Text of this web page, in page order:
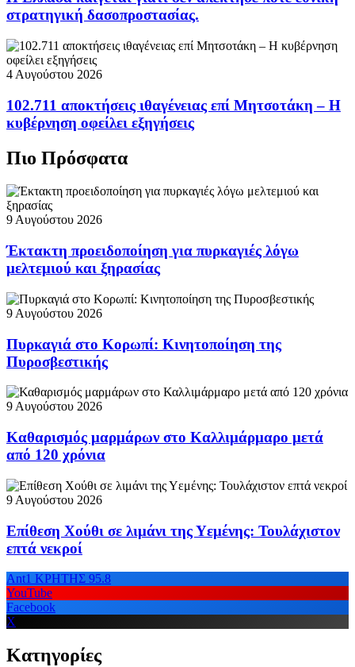
στρατηγική δασοπροστασίας.
4 Αυγούστου 2026
102.711 αποκτήσεις ιθαγένειας επί Μητσοτάκη – Η
κυβέρνηση οφείλει εξηγήσεις
Πιο Πρόσφατα
9 Αυγούστου 2026
Έκτακτη προειδοποίηση για πυρκαγιές λόγω
μελτεμιού και ξηρασίας
9 Αυγούστου 2026
Πυρκαγιά στο Κορωπί: Κινητοποίηση της
Πυροσβεστικής
9 Αυγούστου 2026
Καθαρισμός μαρμάρων στο Καλλιμάρμαρο μετά
από 120 χρόνια
9 Αυγούστου 2026
Επίθεση Χούθι σε λιμάνι της Υεμένης: Τουλάχιστον
επτά νεκροί
Ant1 ΚΡΗΤΗΣ 95.8
YouTube
Facebook
X
Κατηγορίες